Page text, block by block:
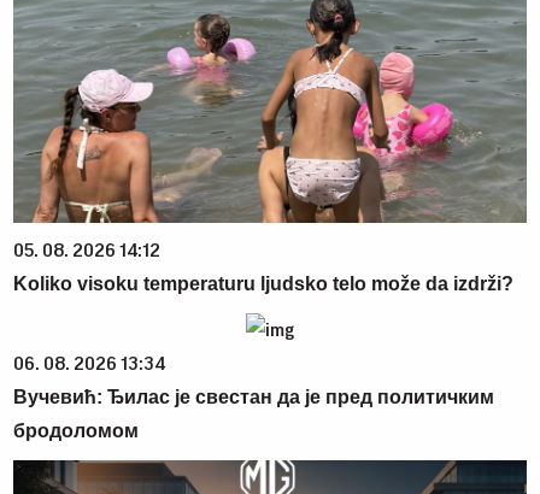
05. 08. 2026 14:12
Koliko visoku temperaturu ljudsko telo može da izdrži?
06. 08. 2026 13:34
Вучевић: Ђилас је свестан да је пред политичким
бродоломом